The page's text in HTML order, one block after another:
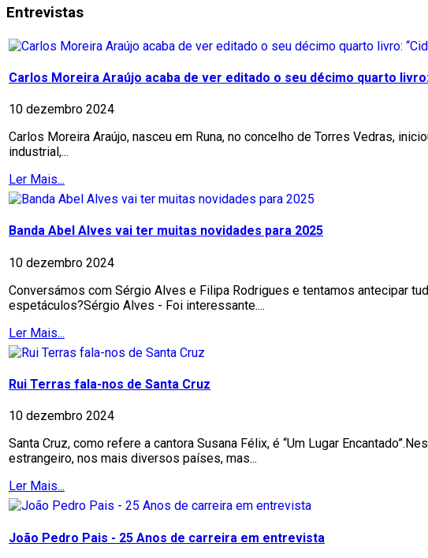
Entrevistas
Carlos Moreira Araújo acaba de ver editado o seu décimo quarto livro:
10 dezembro 2024
Carlos Moreira Araújo, nasceu em Runa, no concelho de Torres Vedras,
industrial,...
Ler Mais...
Banda Abel Alves vai ter muitas novidades para 2025
10 dezembro 2024
Conversámos com Sérgio Alves e Filipa Rodrigues e tentamos antecipar
espetáculos?Sérgio Alves - Foi interessante....
Ler Mais...
Rui Terras fala-nos de Santa Cruz
10 dezembro 2024
Santa Cruz, como refere a cantora Susana Félix, é “Um Lugar
estrangeiro, nos mais diversos países, mas...
Ler Mais...
João Pedro Pais - 25 Anos de carreira em entrevista